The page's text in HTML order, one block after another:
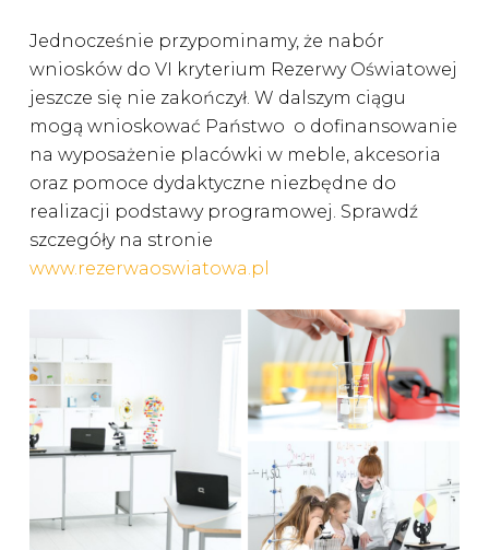
Jednocześnie przypominamy, że nabór
wniosków do VI kryterium Rezerwy Oświatowej
jeszcze się nie zakończył. W dalszym ciągu
mogą wnioskować Państwo o dofinansowanie
na wyposażenie placówki w meble, akcesoria
oraz pomoce dydaktyczne niezbędne do
realizacji podstawy programowej. Sprawdź
szczegóły na stronie
www.rezerwaoswiatowa.pl